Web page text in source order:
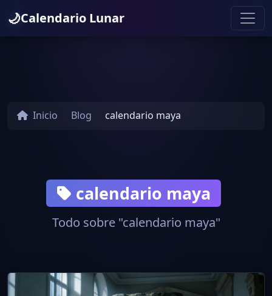
🌙Calendario Lunar
Inicio Blog calendario maya
calendario maya
Todo sobre "calendario maya"